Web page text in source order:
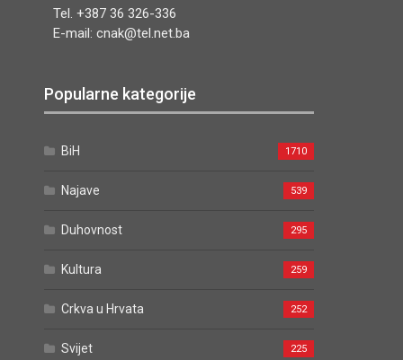
Tel. +387 36 326-336
E-mail: cnak@tel.net.ba
Popularne kategorije
BiH 1710
Najave 539
Duhovnost 295
Kultura 259
Crkva u Hrvata 252
Svijet 225